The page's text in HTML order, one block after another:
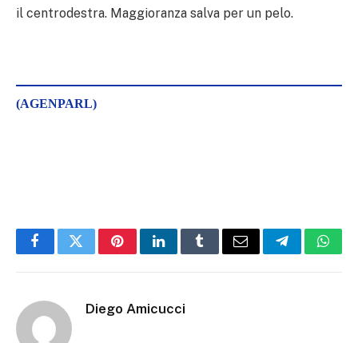
il centrodestra. Maggioranza salva per un pelo.
(AGENPARL)
FacebookTwitterPinterestLinkedInTumblrEmail Telegram
Diego Amicucci